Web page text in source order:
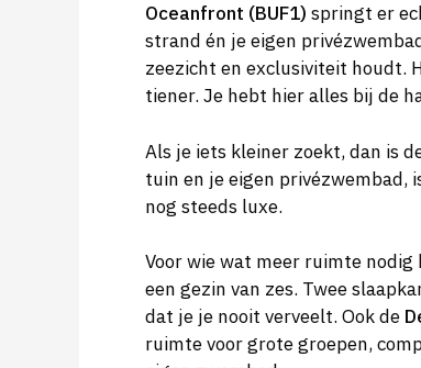
Oceanfront (BUF1) springt er
strand én je eigen
zeezicht en exclusiviteit houdt.
tiener. Je hebt hier alles bij de
Als je iets kleiner zoekt, dan is
tuin en je eigen privézwembad,
nog steeds luxe.
Voor wie wat meer ruimte nodig
een gezin van zes. Twee
dat je je nooit verveelt. Ook de
ruimte voor grote groepen,